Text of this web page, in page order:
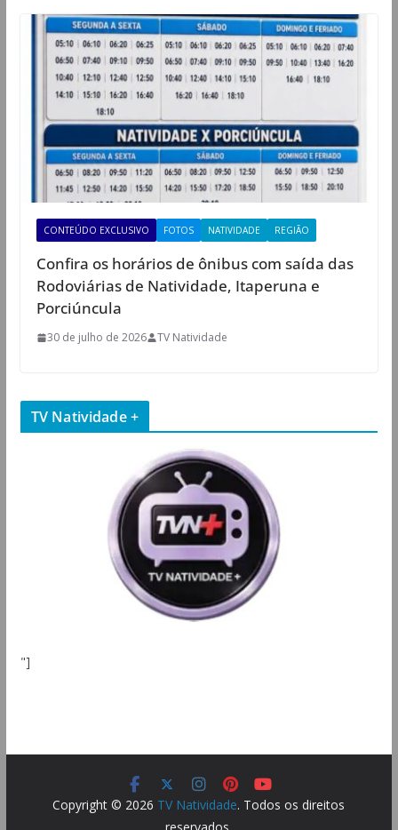
CONTEÚDO EXCLUSIVO FOTOS NATIVIDADE REGIÃO
Confira os horários de ônibus com saída das
Rodoviárias de Natividade, Itaperuna e
Porciúncula
30 de julho de 2026 TV Natividade
TV Natividade +
"]
Copyright © 2026 TV Natividade. Todos os direitos